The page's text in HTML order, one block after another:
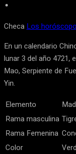
Checa Los
En un calendario
lunar 3 del año 4721,
Mao, Serpiente de
Yin.
Elemento
Rama masculina
Rama Femenina
Color